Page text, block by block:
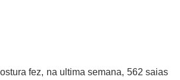
fez, na ultima semana, 562 saias